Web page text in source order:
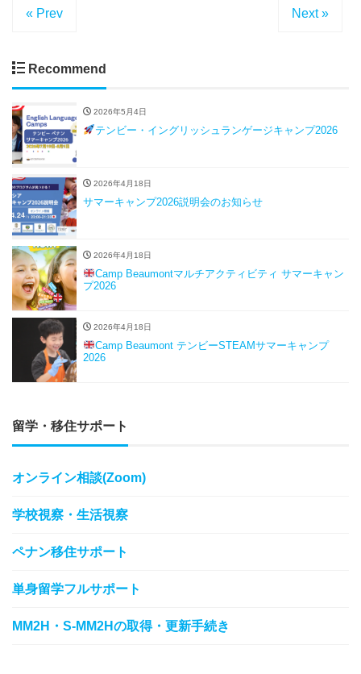
« Prev Next »
Recommend
2026年5月4日
テンビー・イングリッシュランゲージキャンプ2026
2026年4月18日
サマーキャンプ2026説明会のお知らせ
2026年4月18日
Camp Beaumontマルチアクティビティ サマーキャン
プ2026
2026年4月18日
Camp Beaumont テンビーSTEAMサマーキャンプ
2026
留学・移住サポート
オンライン相談(Zoom)
学校視察・生活視察
ペナン移住サポート
単身留学フルサポート
MM2H・S-MM2Hの取得・更新手続き